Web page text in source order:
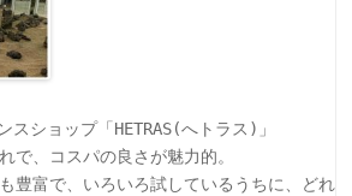
スショップ「HETRAS(へトラス)」
で、コスパの良さが魅力的。
豊富で、いろいろ試しているうちに、どれ